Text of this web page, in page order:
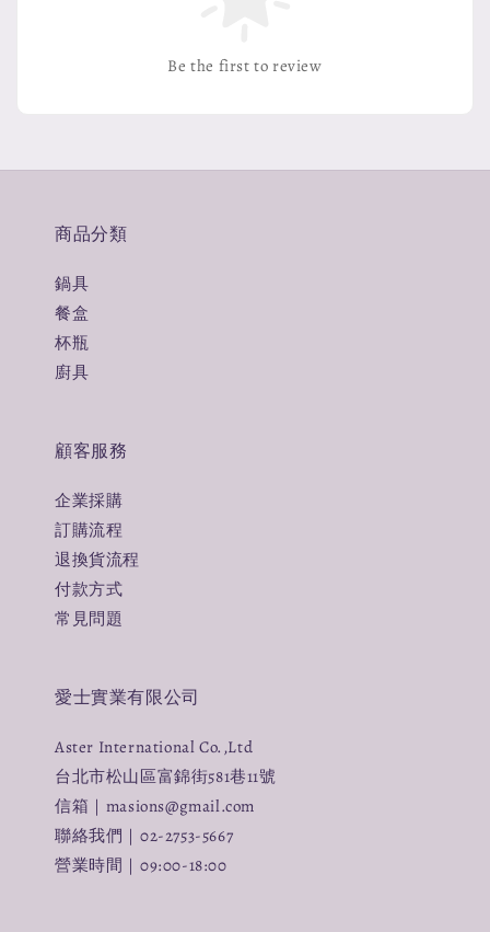
Be the first to review
商品分類
鍋具
餐盒
杯瓶
廚具
顧客服務
企業採購
訂購流程
退換貨流程
付款方式
常見問題
愛士實業有限公司
Aster International Co.,Ltd
台北市松山區富錦街581巷11號
信箱｜masions@gmail.com
聯絡我們｜02-2753-5667
營業時間｜09:00-18:00